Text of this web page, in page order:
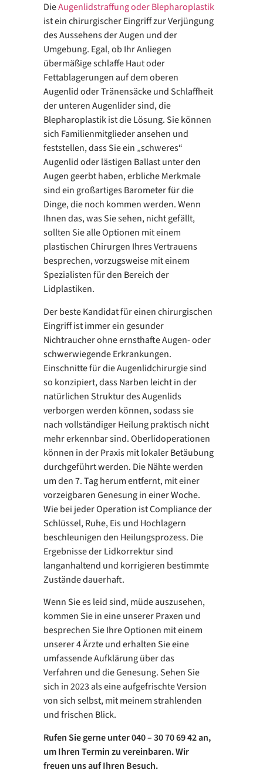
DieAugenlidstraffung oder Blepharoplastik
ist ein chirurgischer Eingriff zur Verjüngung
des Aussehens der Augen und der
Umgebung. Egal, ob Ihr Anliegen
übermäßige schlaffe Haut oder
Fettablagerungen auf dem oberen
Augenlid oder Tränensäcke und Schlaffheit
der unteren Augenlider sind, die
Blepharoplastik ist die Lösung. Sie können
sich Familienmitglieder ansehen und
feststellen, dass Sie ein „schweres“
Augenlid oder lästigen Ballast unter den
Augen geerbt haben, erbliche Merkmale
sind ein großartiges Barometer für die
Dinge, die noch kommen werden. Wenn
Ihnen das, was Sie sehen, nicht gefällt,
sollten Sie alle Optionen mit einem
plastischen Chirurgen Ihres Vertrauens
besprechen, vorzugsweise mit einem
Spezialisten für den Bereich der
Lidplastiken.
Der beste Kandidat für einen chirurgischen
Eingriff ist immer ein gesunder
Nichtraucher ohne ernsthafte Augen- oder
schwerwiegende Erkrankungen.
Einschnitte für die Augenlidchirurgie sind
so konzipiert, dass Narben leicht in der
natürlichen Struktur des Augenlids
verborgen werden können, sodass sie
nach vollständiger Heilung praktisch nicht
mehr erkennbar sind. Oberlidoperationen
können in der Praxis mit lokaler Betäubung
durchgeführt werden. Die Nähte werden
um den 7. Tag herum entfernt, mit einer
vorzeigbaren Genesung in einer Woche.
Wie bei jeder Operation ist Compliance der
Schlüssel, Ruhe, Eis und Hochlagern
beschleunigen den Heilungsprozess. Die
Ergebnisse der Lidkorrektur sind
langanhaltend und korrigieren bestimmte
Zustände dauerhaft.
Wenn Sie es leid sind, müde auszusehen,
kommen Sie in eine unserer Praxen und
besprechen Sie Ihre Optionen mit einem
unserer 4 Ärzte und erhalten Sie eine
umfassende Aufklärung über das
Verfahren und die Genesung. Sehen Sie
sich in 2023 als eine aufgefrischte Version
von sich selbst, mit meinem strahlenden
und frischen Blick.
Rufen Sie gerne unter 040 – 30 70 69 42 an,
um Ihren Termin zu vereinbaren. Wir
freuen uns auf Ihren Besuch.